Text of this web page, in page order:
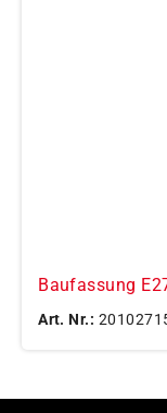
Baufassung
Art. Nr.: